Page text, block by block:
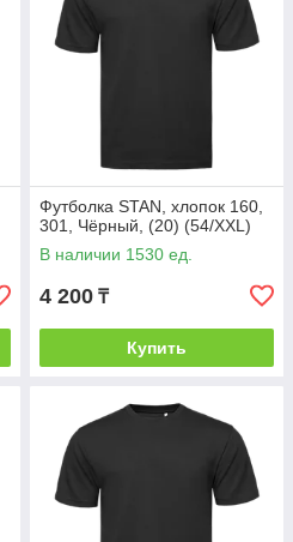
Футболка STAN, хлопок 160,
301, Чёрный, (20) (54/XXL)
В наличии 1530 ед.
4 200 ₸
Купить